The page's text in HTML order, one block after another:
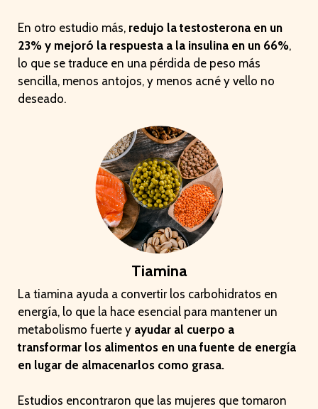
En otro estudio más, redujo la testosterona en un
23% y mejoró la respuesta a la insulina en un 66%,
lo que se traduce en una pérdida de peso más
sencilla, menos antojos, y menos acné y vello no
deseado.
Tiamina
La tiamina ayuda a convertir los carbohidratos en
energía, lo que la hace esencial para mantener un
metabolismo fuerte y ayudar al cuerpo a
transformar los alimentos en una fuente de energía
en lugar de almacenarlos como grasa.
Estudios encontraron que las mujeres que tomaron